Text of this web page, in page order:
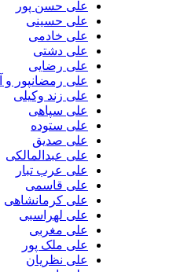
علی حسن پور
علی حسینی
علی خادمی
علی دشتی
علی رضایی
علی رمضانپور و آمین
علی زند وکیلی
علی سپاهی
علی ستوده
علی صدیق
علی عبدالمالکی
علی عرب تبار
علی قاسمی
علی کرمانشاهی
علی لهراسبی
علی مغربی
علی ملک پور
علی نظریان